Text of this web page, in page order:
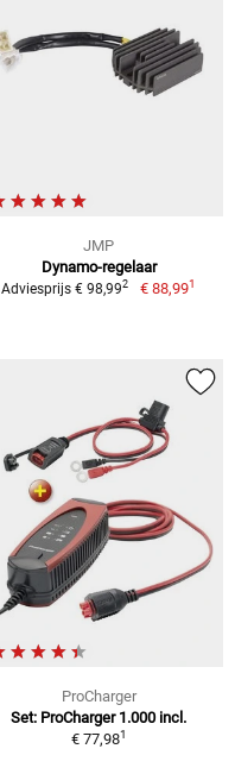
JMP
Dynamo-regelaar
Adviesprijs € 98,992 € 88,991
ProCharger
Set: ProCharger 1.000 incl.
€ 77,981